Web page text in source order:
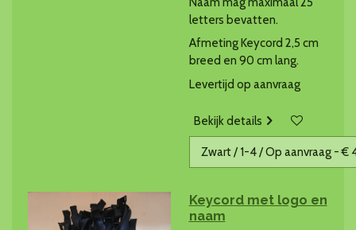
letters bevatten.
Afmeting Keycord 2,5 cm
breed en 90 cm lang.
Levertijd op aanvraag
Bekijk details
Keycord met logo en
naam